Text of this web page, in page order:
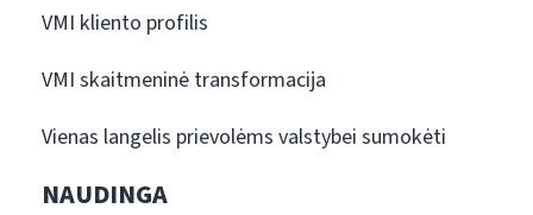
VMI kliento profilis
VMI skaitmeninė transformacija
Vienas langelis prievolėms valstybei sumokėti
NAUDINGA